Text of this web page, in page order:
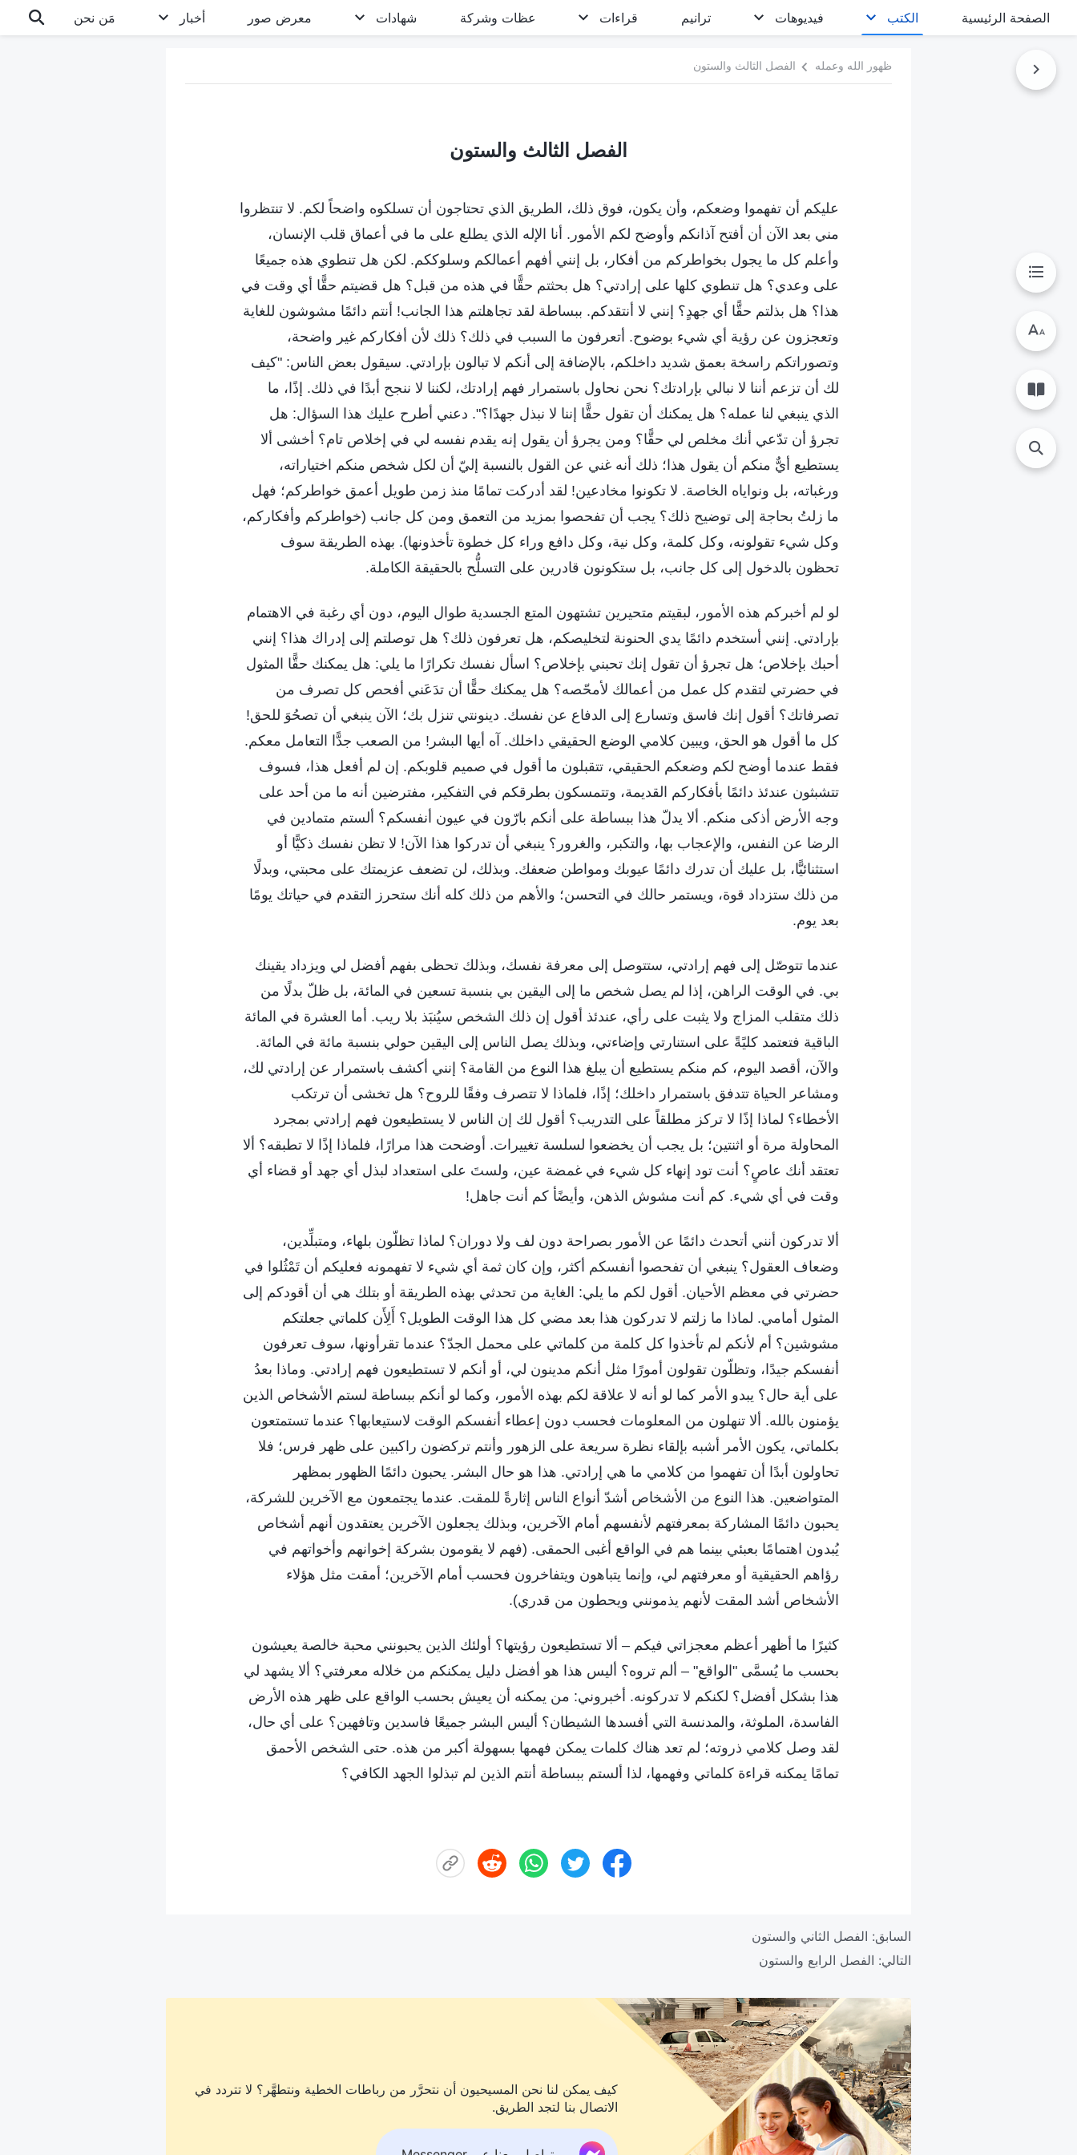
الصفحة الرئيسية الكتب فيديوهات ترانيم قراءات عظات وشركة شهادات معرض صور أخبار مَن نحن
ظهور الله وعمله الفصل الثالث والستون
الفصل الثالث والستون
عليكم أن تفهموا وضعكم، وأن يكون، فوق ذلك، الطريق الذي تحتاجون أن تسلكوه واضحاً لكم. لا تنتظروا
مني بعد الآن أن أفتح آذانكم وأوضح لكم الأمور. أنا الإله الذي يطلع على ما في أعماق قلب الإنسان،
وأعلم كل ما يجول بخواطركم من أفكار، بل إنني أفهم أعمالكم وسلوككم. لكن هل تنطوي هذه جميعًا
على وعدي؟ هل تنطوي كلها على إرادتي؟ هل بحثتم حقًّا في هذه من قبل؟ هل قضيتم حقًّا أي وقت في
هذا؟ هل بذلتم حقًّا أي جهدٍ؟ إنني لا أنتقدكم. ببساطة لقد تجاهلتم هذا الجانب! أنتم دائمًا مشوشون للغاية
وتعجزون عن رؤية أي شيء بوضوح. أتعرفون ما السبب في ذلك؟ ذلك لأن أفكاركم غير واضحة،
وتصوراتكم راسخة بعمق شديد داخلكم، بالإضافة إلى أنكم لا تبالون بإرادتي. سيقول بعض الناس: "كيف
لك أن تزعم أننا لا نبالي بإرادتك؟ نحن نحاول باستمرار فهم إرادتك، لكننا لا ننجح أبدًا في ذلك. إذًا، ما
الذي ينبغي لنا عمله؟ هل يمكنك أن تقول حقًّا إننا لا نبذل جهدًا؟". دعني أطرح عليك هذا السؤال: هل
تجرؤ أن تدّعي أنك مخلص لي حقًّا؟ ومن يجرؤ أن يقول إنه يقدم نفسه لي في إخلاص تام؟ أخشى ألا
يستطيع أيٌّ منكم أن يقول هذا؛ ذلك أنه غني عن القول بالنسبة إليّ أن لكل شخص منكم اختياراته،
ورغباته، بل ونواياه الخاصة. لا تكونوا مخادعين! لقد أدركت تمامًا منذ زمن طويل أعمق خواطركم؛ فهل
ما زلتُ بحاجة إلى توضيح ذلك؟ يجب أن تفحصوا بمزيد من التعمق ومن كل جانب (خواطركم وأفكاركم،
وكل شيء تقولونه، وكل كلمة، وكل نية، وكل دافع وراء كل خطوة تأخذونها). بهذه الطريقة سوف
تحظون بالدخول إلى كل جانب، بل ستكونون قادرين على التسلُّح بالحقيقة الكاملة.
لو لم أخبركم هذه الأمور، لبقيتم متحيرين تشتهون المتع الجسدية طوال اليوم، دون أي رغبة في الاهتمام
بإرادتي. إنني أستخدم دائمًا يدي الحنونة لتخليصكم، هل تعرفون ذلك؟ هل توصلتم إلى إدراك هذا؟ إنني
أحبك بإخلاص؛ هل تجرؤ أن تقول إنك تحبني بإخلاص؟ اسأل نفسك تكرارًا ما يلي: هل يمكنك حقًّا المثول
في حضرتي لتقدم كل عمل من أعمالك لأمحّصه؟ هل يمكنك حقًّا أن تدَعَني أفحص كل تصرف من
تصرفاتك؟ أقول إنك فاسق وتسارع إلى الدفاع عن نفسك. دينونتي تنزل بك؛ الآن ينبغي أن تصحُوَ للحق!
كل ما أقول هو الحق، ويبين كلامي الوضع الحقيقي داخلك. آه أيها البشر! من الصعب جدًّا التعامل معكم.
فقط عندما أوضح لكم وضعكم الحقيقي، تتقبلون ما أقول في صميم قلوبكم. إن لم أفعل هذا، فسوف
تتشبثون عندئذ دائمًا بأفكاركم القديمة، وتتمسكون بطرقكم في التفكير، مفترضين أنه ما من أحد على
وجه الأرض أذكى منكم. ألا يدلّ هذا ببساطة على أنكم بارّون في عيون أنفسكم؟ ألستم متمادين في
الرضا عن النفس، والإعجاب بها، والتكبر، والغرور؟ ينبغي أن تدركوا هذا الآن! لا تظن نفسك ذكيًّا أو
استثنائيًّا، بل عليك أن تدرك دائمًا عيوبك ومواطن ضعفك. وبذلك، لن تضعف عزيمتك على محبتي، وبدلًا
من ذلك ستزداد قوة، ويستمر حالك في التحسن؛ والأهم من ذلك كله أنك ستحرز التقدم في حياتك يومًا
بعد يوم.
عندما تتوصّل إلى فهم إرادتي، ستتوصل إلى معرفة نفسك، وبذلك تحظى بفهم أفضل لي ويزداد يقينك
بي. في الوقت الراهن، إذا لم يصل شخص ما إلى اليقين بي بنسبة تسعين في المائة، بل ظلّ بدلًا من
ذلك متقلب المزاج ولا يثبت على رأي، عندئذ أقول إن ذلك الشخص سيُنبَذ بلا ريب. أما العشرة في المائة
الباقية فتعتمد كليًةً على استنارتي وإضاءتي، وبذلك يصل الناس إلى اليقين حولي بنسبة مائة في المائة.
والآن، أقصد اليوم، كم منكم يستطيع أن يبلغ هذا النوع من القامة؟ إنني أكشف باستمرار عن إرادتي لك،
ومشاعر الحياة تتدفق باستمرار داخلك؛ إذًا، فلماذا لا تتصرف وفقًا للروح؟ هل تخشى أن ترتكب
الأخطاء؟ لماذا إذًا لا تركز مطلقاً على التدريب؟ أقول لك إن الناس لا يستطيعون فهم إرادتي بمجرد
المحاولة مرة أو اثنتين؛ بل يجب أن يخضعوا لسلسة تغييرات. أوضحت هذا مرارًا، فلماذا إذًا لا تطبقه؟ ألا
تعتقد أنك عاصٍ؟ أنت تود إنهاء كل شيء في غمضة عين، ولستَ على استعداد لبذل أي جهد أو قضاء أي
وقت في أي شيء. كم أنت مشوش الذهن، وأيضًأ كم أنت جاهل!
ألا تدركون أنني أتحدث دائمًا عن الأمور بصراحة دون لف ولا دوران؟ لماذا تظلّون بلهاء، ومتبلِّدين،
وضعاف العقول؟ ينبغي أن تفحصوا أنفسكم أكثر، وإن كان ثمة أي شيء لا تفهمونه فعليكم أن تَمْثُلوا في
حضرتي في معظم الأحيان. أقول لكم ما يلي: الغاية من تحدثي بهذه الطريقة أو بتلك هي أن أقودكم إلى
المثول أمامي. لماذا ما زلتم لا تدركون هذا بعد مضي كل هذا الوقت الطويل؟ أَلِأَن كلماتي جعلتكم
مشوشين؟ أم لأنكم لم تأخذوا كل كلمة من كلماتي على محمل الجدّ؟ عندما تقرأونها، سوف تعرفون
أنفسكم جيدًا، وتظلّون تقولون أمورًا مثل أنكم مدينون لي، أو أنكم لا تستطيعون فهم إرادتي. وماذا بعدُ
على أية حال؟ يبدو الأمر كما لو أنه لا علاقة لكم بهذه الأمور، وكما لو أنكم ببساطة لستم الأشخاص الذين
يؤمنون بالله. ألا تنهلون من المعلومات فحسب دون إعطاء أنفسكم الوقت لاستيعابها؟ عندما تستمتعون
بكلماتي، يكون الأمر أشبه بإلقاء نظرة سريعة على الزهور وأنتم تركضون راكبين على ظهر فرس؛ فلا
تحاولون أبدًا أن تفهموا من كلامي ما هي إرادتي. هذا هو حال البشر. يحبون دائمًا الظهور بمظهر
المتواضعين. هذا النوع من الأشخاص أشدّ أنواع الناس إثارةً للمقت. عندما يجتمعون مع الآخرين للشركة،
يحبون دائمًا المشاركة بمعرفتهم لأنفسهم أمام الآخرين، وبذلك يجعلون الآخرين يعتقدون أنهم أشخاص
يُبدون اهتمامًا بعبئي بينما هم في الواقع أغبى الحمقى. (فهم لا يقومون بشركة إخوانهم وأخواتهم في
رؤاهم الحقيقية أو معرفتهم لي، وإنما يتباهون ويتفاخرون فحسب أمام الآخرين؛ أمقت مثل هؤلاء
الأشخاص أشد المقت لأنهم يذمونني ويحطون من قدري).
كثيرًا ما أظهر أعظم معجزاتي فيكم – ألا تستطيعون رؤيتها؟ أولئك الذين يحبونني محبة خالصة يعيشون
بحسب ما يُسمَّى "الواقع" – ألم تروه؟ أليس هذا هو أفضل دليل يمكنكم من خلاله معرفتي؟ ألا يشهد لي
هذا بشكل أفضل؟ لكنكم لا تدركونه. أخبروني: من يمكنه أن يعيش بحسب الواقع على ظهر هذه الأرض
الفاسدة، الملوثة، والمدنسة التي أفسدها الشيطان؟ أليس البشر جميعًا فاسدين وتافهين؟ على أي حال،
لقد وصل كلامي ذروته؛ لم تعد هناك كلمات يمكن فهمها بسهولة أكبر من هذه. حتى الشخص الأحمق
تمامًا يمكنه قراءة كلماتي وفهمها، لذا ألستم ببساطة أنتم الذين لم تبذلوا الجهد الكافي؟
السابق: الفصل الثاني والستون
التالي: الفصل الرابع والستون
كيف يمكن لنا نحن المسيحيون أن نتحرَّر من رباطات الخطية ونتطهَّر؟ لا تتردد في
الاتصال بنا لتجد الطريق.